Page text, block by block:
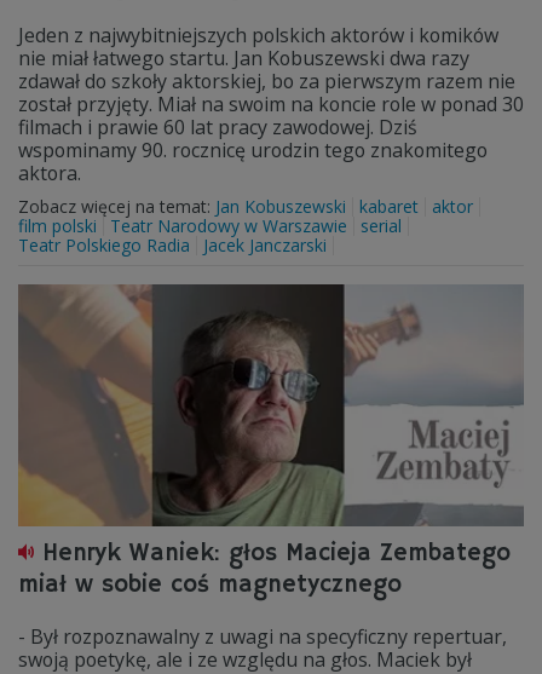
Jeden z najwybitniejszych polskich aktorów i komików
nie miał łatwego startu. Jan Kobuszewski dwa razy
zdawał do szkoły aktorskiej, bo za pierwszym razem nie
został przyjęty. Miał na swoim na koncie role w ponad 30
filmach i prawie 60 lat pracy zawodowej. Dziś
wspominamy 90. rocznicę urodzin tego znakomitego
aktora.
Zobacz więcej na temat: Jan Kobuszewski kabaret
aktor
film polski
Teatr Narodowy w Warszawie
serial
Teatr Polskiego Radia
Jacek Janczarski
Henryk Waniek: głos Macieja Zembatego
miał w sobie coś magnetycznego
- Był rozpoznawalny z uwagi na specyficzny repertuar,
swoją poetykę, ale i ze względu na głos. Maciek był